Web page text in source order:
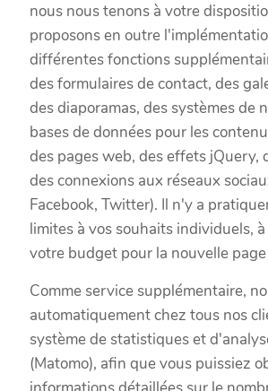
nous nous tenons à votre
proposons en outre
différentes fonctions
des formulaires de contact, des
des diaporamas, des systèmes de
bases de données pour les
des pages web, des effets jQuery,
des connexions aux réseaux
Facebook, Twitter). Il n'y a
limites à vos souhaits individuels,
votre budget pour la nouvelle
Comme service supplémentaire,
automatiquement chez tous nos
système de statistiques et
(Matomo), afin que vous puissiez